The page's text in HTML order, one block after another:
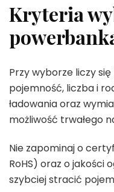
Kryteria
Przy wyborze liczy
pojemność, liczba i
ładowania oraz
możliwość trwałego
Nie zapominaj o
RoHS) oraz o jakości
szybciej stracić